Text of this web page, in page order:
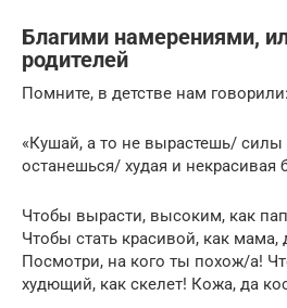
Благими намерениями,
родителей
Помните, в детстве нам говорили:
«Кушай, а то не вырастешь/
останешься/ худая и некрасивая
Чтобы вырасти, высоким, как
Чтобы стать красивой, как мама,
Посмотри, на кого ты похож/а!
худющий, как скелет! Кожа, да